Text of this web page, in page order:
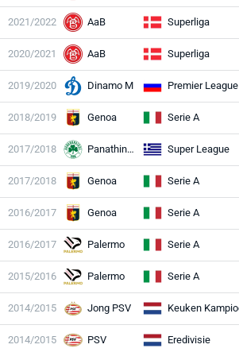
2021/2022 AaB Superliga
2020/2021 AaB Superliga
2019/2020 Dinamo M Premier League
2018/2019 Genoa Serie A
2017/2018 Panathinaikos Super League
2017/2018 Genoa Serie A
2016/2017 Genoa Serie A
2016/2017 Palermo Serie A
2015/2016 Palermo Serie A
2014/2015 Jong PSV
2014/2015 PSV Eredivisie